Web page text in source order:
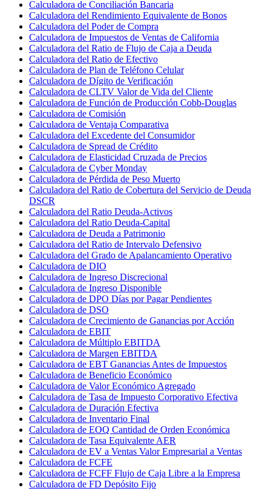
Calculadora de Conciliación Bancaria
Calculadora del Rendimiento Equivalente de Bonos
Calculadora del Poder de Compra
Calculadora de Impuestos de Ventas de California
Calculadora del Ratio de Flujo de Caja a Deuda
Calculadora del Ratio de Efectivo
Calculadora de Plan de Teléfono Celular
Calculadora de Dígito de Verificación
Calculadora de CLTV Valor de Vida del Cliente
Calculadora de Función de Producción Cobb-Douglas
Calculadora de Comisión
Calculadora de Ventaja Comparativa
Calculadora del Excedente del Consumidor
Calculadora de Spread de Crédito
Calculadora de Elasticidad Cruzada de Precios
Calculadora de Cyber Monday
Calculadora de Pérdida de Peso Muerto
Calculadora del Ratio de Cobertura del Servicio de Deuda
DSCR
Calculadora del Ratio Deuda-Activos
Calculadora del Ratio Deuda-Capital
Calculadora de Deuda a Patrimonio
Calculadora del Ratio de Intervalo Defensivo
Calculadora del Grado de Apalancamiento Operativo
Calculadora de DIO
Calculadora de Ingreso Discrecional
Calculadora de Ingreso Disponible
Calculadora de DPO Días por Pagar Pendientes
Calculadora de DSO
Calculadora de Crecimiento de Ganancias por Acción
Calculadora de EBIT
Calculadora de Múltiplo EBITDA
Calculadora de Margen EBITDA
Calculadora de EBT Ganancias Antes de Impuestos
Calculadora de Beneficio Económico
Calculadora de Valor Económico Agregado
Calculadora de Tasa de Impuesto Corporativo Efectiva
Calculadora de Duración Efectiva
Calculadora de Inventario Final
Calculadora de EOQ Cantidad de Orden Económica
Calculadora de Tasa Equivalente AER
Calculadora de EV a Ventas Valor Empresarial a Ventas
Calculadora de FCFE
Calculadora de FCFF Flujo de Caja Libre a la Empresa
Calculadora de FD Depósito Fijo